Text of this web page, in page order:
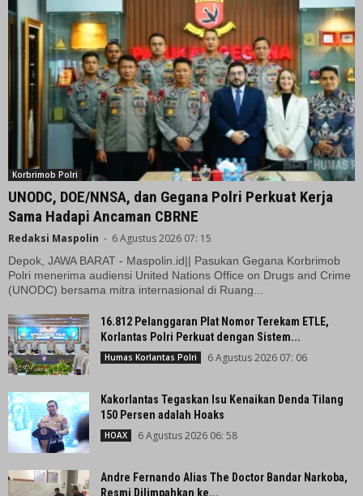
Korbrimob Polri
UNODC, DOE/NNSA, dan Gegana Polri Perkuat Kerja
Sama Hadapi Ancaman CBRNE
Redaksi Maspolin - 6 Agustus 2026 07: 15
Depok, JAWA BARAT - Maspolin.id|| Pasukan Gegana Korbrimob
Polri menerima audiensi United Nations Office on Drugs and Crime
(UNODC) bersama mitra internasional di Ruang...
16.812 Pelanggaran Plat Nomor Terekam ETLE,
Korlantas Polri Perkuat dengan Sistem...
Humas Korlantas Polri 6 Agustus 2026 07: 06
Kakorlantas Tegaskan Isu Kenaikan Denda Tilang
150 Persen adalah Hoaks
HOAX 6 Agustus 2026 06: 58
Andre Fernando Alias The Doctor Bandar Narkoba,
Resmi Dilimpahkan ke...